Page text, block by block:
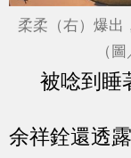
柔柔（右）爆出
（
被唸到
余祥銓還透